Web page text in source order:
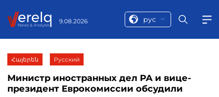
9.08.2026 рус
Հայերեն Русский
Министр иностранных дел РА и вице-
президент Еврокомиссии обсудили